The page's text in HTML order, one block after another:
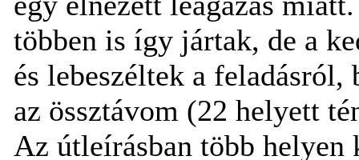
többen is így jártak, de a
és lebeszéltek a
az össztávom (22 helyett
Az útleírásban több helyen